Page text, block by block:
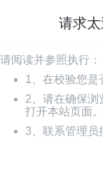
请求
请阅读并参照执行：
1、在校验您是
2、请在确保浏
打开本站页面。
3、联系管理员